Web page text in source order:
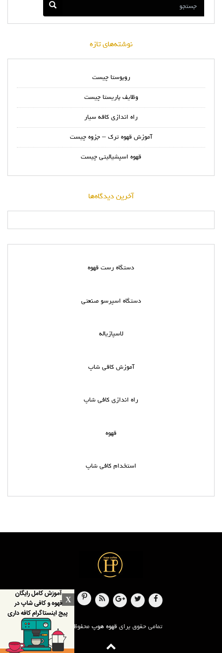
X
نوشته‌های تازه
روبوستا چیست
وظایف باریستا چیست
راه اندازی کافه سیار
آموزش قهوه ترک – جزوه چیست
قهوه اسپشیالیتی چیست
آخرین دیدگاه‌ها
دستگاه رست قهوه
دستگاه اسپرسو صنعتی
لاسپازیاله
آموزش کافی شاپ
راه اندازی کافی شاپ
قهوه
استخدام کافی شاپ
تمامی حقوق برای قهوه هوپ محفوظ است